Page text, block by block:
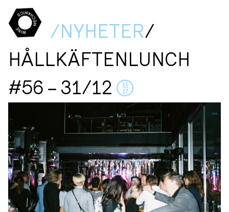
/NYHETER/
HÅLLKÄFTENLUNCH
#56 – 31/12
11
17